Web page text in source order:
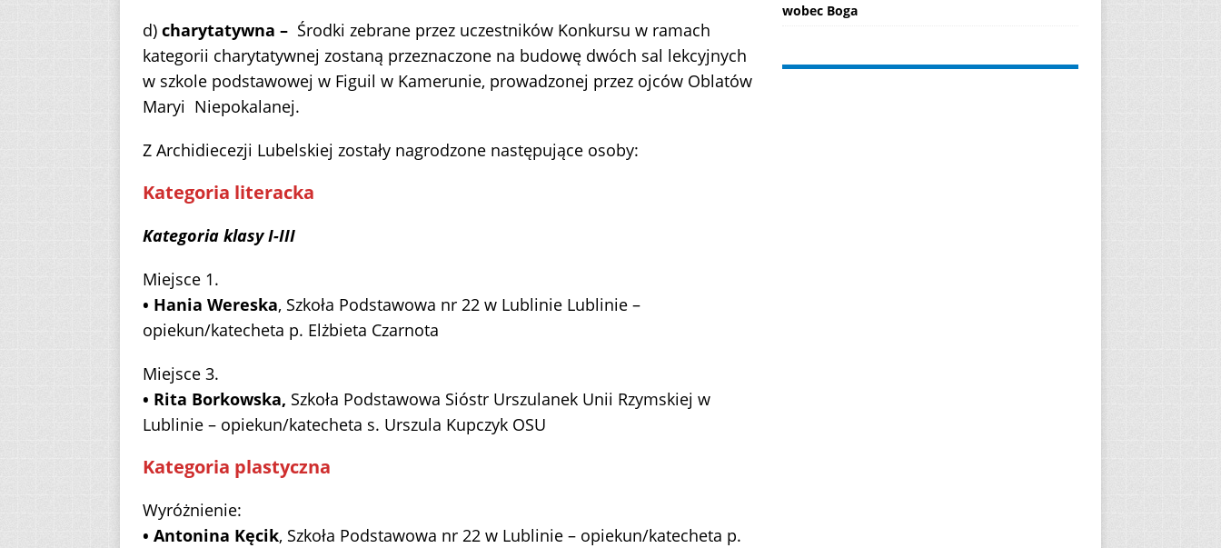
d) charytatywna – Środki zebrane przez uczestników Konkursu w ramach
kategorii charytatywnej zostaną przeznaczone na budowę dwóch sal lekcyjnych
w szkole podstawowej w Figuil w Kamerunie, prowadzonej przez ojców Oblatów
Maryi Niepokalanej.
Z Archidiecezji Lubelskiej zostały nagrodzone następujące osoby:
Kategoria literacka
Kategoria klasy I-III
Miejsce 1.
• Hania Wereska, Szkoła Podstawowa nr 22 w Lublinie Lublinie –
opiekun/katecheta p. Elżbieta Czarnota
Miejsce 3.
• Rita Borkowska, Szkoła Podstawowa Sióstr Urszulanek Unii Rzymskiej w
Lublinie – opiekun/katecheta s. Urszula Kupczyk OSU
Kategoria plastyczna
Wyróżnienie:
• Antonina Kęcik, Szkoła Podstawowa nr 22 w Lublinie – opiekun/katecheta p.
wobec Boga